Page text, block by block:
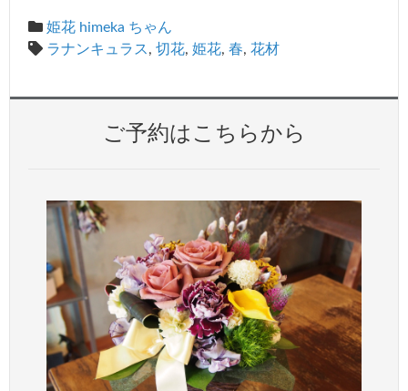
姫花 himeka ちゃん
ラナンキュラス, 切花, 姫花, 春, 花材
ご予約はこちらから